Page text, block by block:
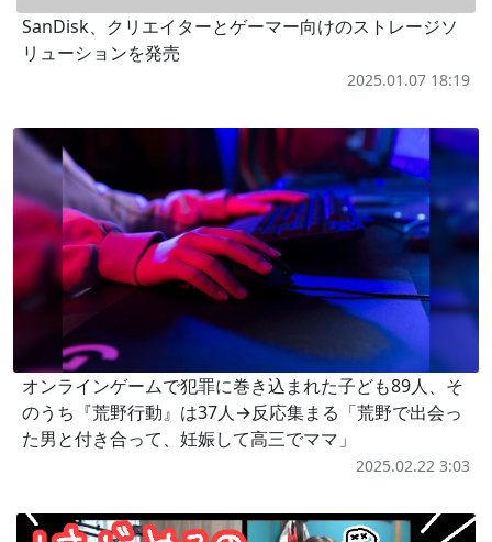
SanDisk、クリエイターとゲーマー向けのストレージソ
リューションを発売
2025.01.07 18:19
オンラインゲームで犯罪に巻き込まれた子ども89人、そ
のうち『荒野行動』は37人→反応集まる「荒野で出会っ
た男と付き合って、妊娠して高三でママ」
2025.02.22 3:03